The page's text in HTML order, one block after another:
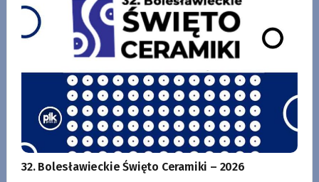
32. Bolesławieckie Święto Ceramiki – 2026